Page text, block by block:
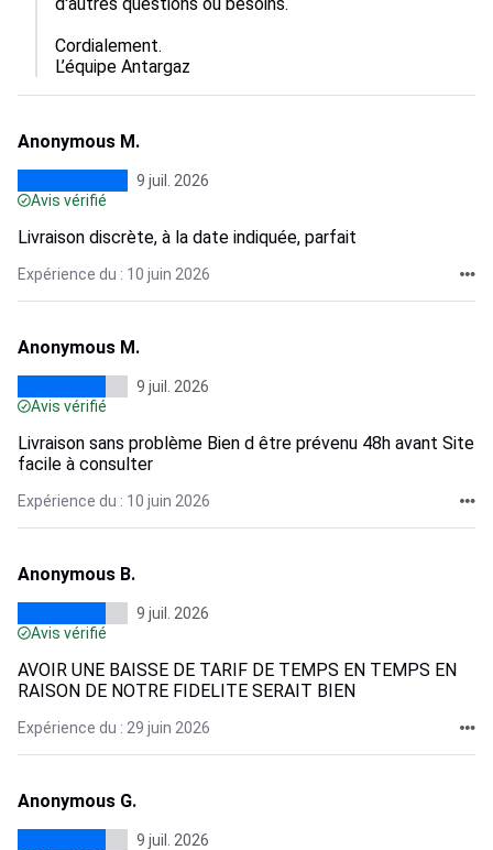
Cordialement.
L’équipe Antargaz
Anonymous M.
9 juil. 2026
Avis vérifié
Livraison discrète, à la date indiquée, parfait
Expérience du : 10 juin 2026
Anonymous M.
9 juil. 2026
Avis vérifié
Livraison sans problème Bien d être prévenu 48h avant Site
facile à consulter
Expérience du : 10 juin 2026
Anonymous B.
9 juil. 2026
Avis vérifié
AVOIR UNE BAISSE DE TARIF DE TEMPS EN TEMPS EN
RAISON DE NOTRE FIDELITE SERAIT BIEN
Expérience du : 29 juin 2026
Anonymous G.
9 juil. 2026